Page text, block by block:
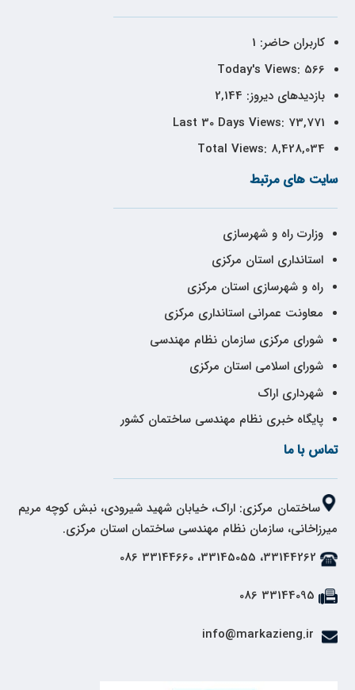
کاربران حاضر: 1
Today's Views: 566
بازدیدهای دیروز: 2,144
Last 30 Days Views: 73,771
Total Views: 8,428,034
سایت های مرتبط
وزارت راه و شهرسازی
استانداری استان مرکزی
راه و شهرسازی استان مرکزی
معاونت عمرانی استانداری مرکزی
شورای مرکزی سازمان نظام مهندسی
شورای اسلامی استان مرکزی
شهرداری اراک
پایگاه خبری نظام مهندسی ساختمان کشور
تماس با ما
ساختمان مرکزی: اراک، خیابان شهید شیرودی، نبش کوچه مریم
میرزاخانی، سازمان نظام مهندسی ساختمان استان مرکزی.
33144262، 33145055، 33144660 086
33144095 086